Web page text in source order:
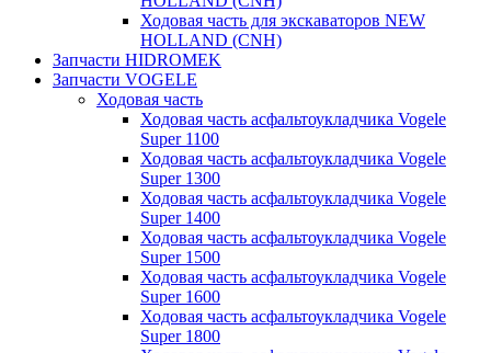
Ходовая часть для экскаваторов NEW
HOLLAND (CNH)
Запчасти HIDROMEK
Запчасти VOGELE
Ходовая часть
Ходовая часть асфальтоукладчика Vogele
Super 1100
Ходовая часть асфальтоукладчика Vogele
Super 1300
Ходовая часть асфальтоукладчика Vogele
Super 1400
Ходовая часть асфальтоукладчика Vogele
Super 1500
Ходовая часть асфальтоукладчика Vogele
Super 1600
Ходовая часть асфальтоукладчика Vogele
Super 1800